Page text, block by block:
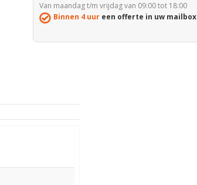
Van maandag t/m vrijdag van 09:00 tot 18:00
Binnen 4 uureen offerte in uw mailbox